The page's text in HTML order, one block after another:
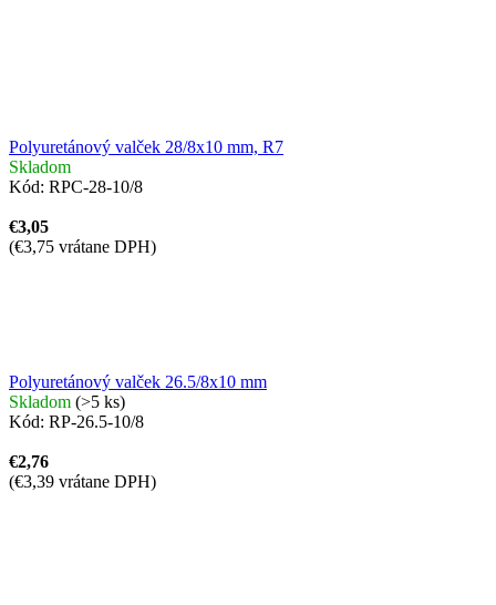
Polyuretánový valček 28/8x10 mm, R7
Skladom
Kód: RPC-28-10/8
€3,05
(€3,75 vrátane DPH)
Polyuretánový valček 26.5/8x10 mm
Skladom (>5 ks)
Kód: RP-26.5-10/8
€2,76
(€3,39 vrátane DPH)